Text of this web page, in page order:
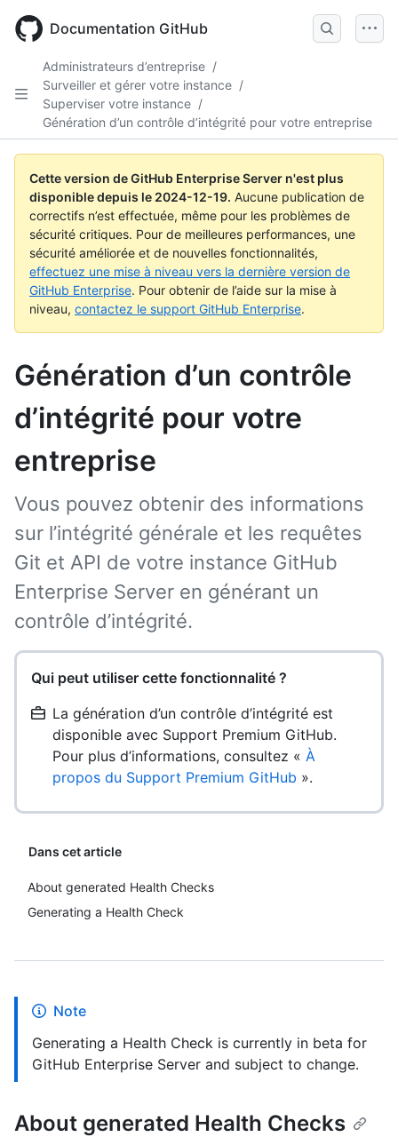
main
Documentation GitHub
Administrateurs d’entreprise /
Surveiller et gérer votre instance /
Superviser votre instance /
Génération d’un contrôle d’intégrité pour votre entreprise
Cette version de GitHub Enterprise Server n'est plus
disponible depuis le 2024-12-19. Aucune publication de
correctifs n’est effectuée, même pour les problèmes de
sécurité critiques. Pour de meilleures performances, une
sécurité améliorée et de nouvelles fonctionnalités,
effectuez une mise à niveau vers la dernière version de
GitHub Enterprise. Pour obtenir de l’aide sur la mise à
niveau, contactez le support GitHub Enterprise.
Génération d’un contrôle
d’intégrité pour votre
entreprise
Vous pouvez obtenir des informations
sur l’intégrité générale et les requêtes
Git et API de votre instance GitHub
Enterprise Server en générant un
contrôle d’intégrité.
Qui peut utiliser cette fonctionnalité ?
La génération d’un contrôle d’intégrité est
disponible avec Support Premium GitHub.
Pour plus d’informations, consultez « À
propos du Support Premium GitHub ».
Dans cet article
About generated Health Checks
Generating a Health Check
Note
Generating a Health Check is currently in beta for
GitHub Enterprise Server and subject to change.
About generated Health Checks